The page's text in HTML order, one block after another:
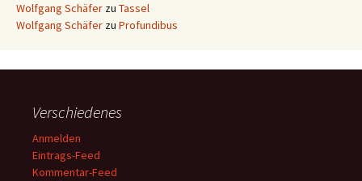
Wolfgang Schäfer zu Tassel
Wolfgang Schäfer zu Profundibus
Verschiedenes
Anmelden
Eintrags-Feed
Kommentar-Feed